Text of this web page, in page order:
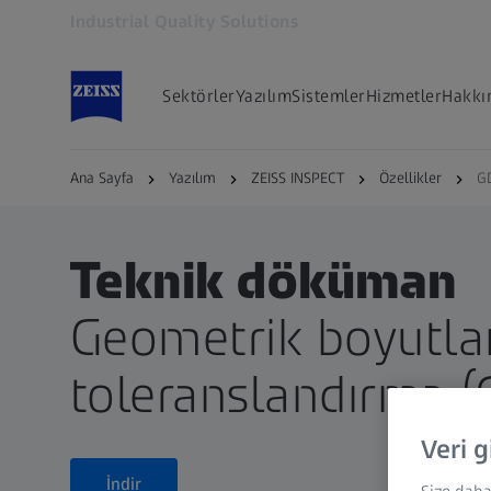
SektörlerYazılımSistemlerHizmetler
Ana Sayfa Yazılım ZEISS INSPECT Özellikler
Teknik döküman
Geometrik
toleranslandırma
İndir
Veri